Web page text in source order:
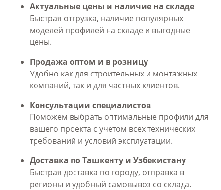
Актуальные цены и наличие на складе
Быстрая отгрузка, наличие популярных
моделей профилей на складе и выгодные
цены.
Продажа оптом и в розницу
Удобно как для строительных и монтажных
компаний, так и для частных клиентов.
Консультации специалистов
Поможем выбрать оптимальные профили для
вашего проекта с учетом всех технических
требований и условий эксплуатации.
Доставка по Ташкенту и Узбекистану
Быстрая доставка по городу, отправка в
регионы и удобный самовывоз со склада.